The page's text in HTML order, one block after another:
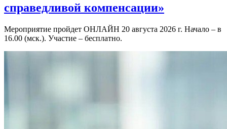
справедливой компенсации»
Мероприятие пройдет ОНЛАЙН 20 августа 2026 г. Начало – в
16.00 (мск.). Участие – бесплатно.